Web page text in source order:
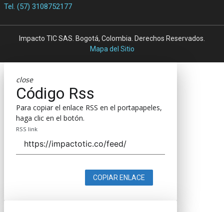
Tel. (57) 3108752177
Impacto TIC SAS. Bogotá, Colombia. Derechos Reservados.
Mapa del Sitio
close
Código Rss
Para copiar el enlace RSS en el portapapeles,
haga clic en el botón.
RSS link
COPIAR ENLACE